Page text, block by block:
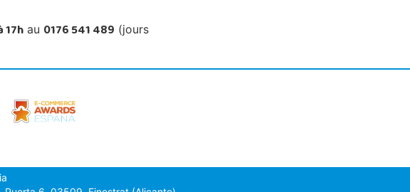
17h au 0176 541 489 (jours